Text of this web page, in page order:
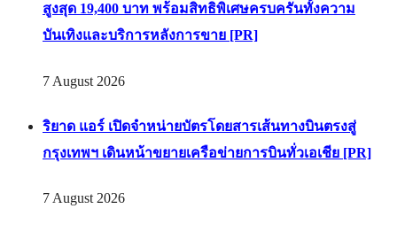
สูงสุด 19,400 บาท พร้อมสิทธิพิเศษครบครันทั้งความ
บันเทิงและบริการหลังการขาย [PR]
7 August 2026
ริยาด แอร์ เปิดจำหน่ายบัตรโดยสารเส้นทางบินตรงสู่
กรุงเทพฯ เดินหน้าขยายเครือข่ายการบินทั่วเอเชีย [PR]
7 August 2026